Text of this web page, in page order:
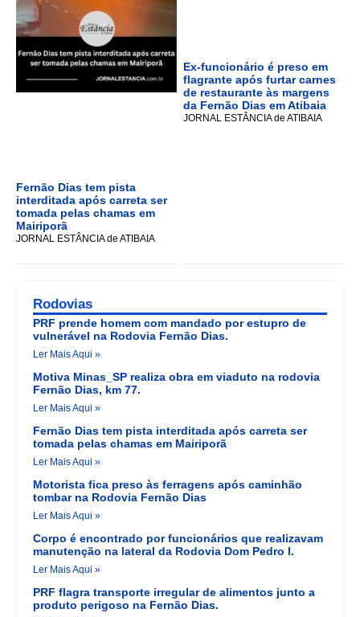
Fernão Dias tem pista
interditada após carreta ser
tomada pelas chamas em
Mairiporã
JORNAL ESTÂNCIA de ATIBAIA
Ex-funcionário é preso em
flagrante após furtar carnes
de restaurante às margens
da Fernão Dias em Atibaia
JORNAL ESTÂNCIA de ATIBAIA
Rodovias
PRF prende homem com mandado por estupro de
vulnerável na Rodovia Fernão Dias.
Ler Mais Aqui »
Motiva Minas_SP realiza obra em viaduto na rodovia
Fernão Dias, km 77.
Ler Mais Aqui »
Fernão Dias tem pista interditada após carreta ser
tomada pelas chamas em Mairiporã
Ler Mais Aqui »
Motorista fica preso às ferragens após caminhão
tombar na Rodovia Fernão Dias
Ler Mais Aqui »
Corpo é encontrado por funcionários que realizavam
manutenção na lateral da Rodovia Dom Pedro I.
Ler Mais Aqui »
PRF flagra transporte irregular de alimentos junto a
produto perigoso na Fernão Dias.